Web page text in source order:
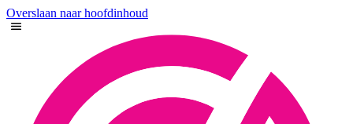
Overslaan naar hoofdinhoud